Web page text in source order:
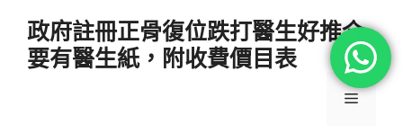
政府註冊正骨復位跌打醫生好推介
要有醫生紙，附收費價目表
選